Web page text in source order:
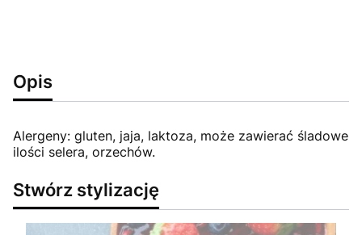
Opis
Alergeny: gluten, jaja, laktoza, może zawierać śladowe
ilości selera, orzechów.
Stwórz stylizację